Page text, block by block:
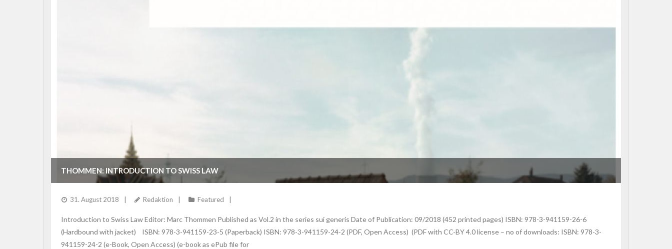
THOMMEN: INTRODUCTION TO SWISS LAW
31. August 2018 Redaktion Featured
Introduction to Swiss Law Editor: Marc Thommen Published as Vol.2 in the series sui generis Date of Publication: 09/2018 (452 printed pages) ISBN: 978-3-941159-26-6
(Hardbound with jacket) ISBN: 978-3-941159-23-5 (Paperback) ISBN: 978-3-941159-24-2 (PDF, Open Access) (PDF with CC-BY 4.0 license – no of downloads: ISBN: 978-3-
941159-24-2 (e-Book, Open Access) (e-book as ePub file for